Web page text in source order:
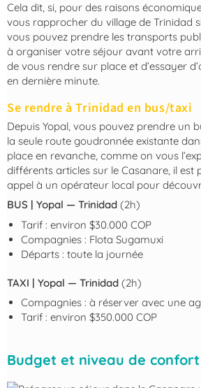
Cela dit, si, pour des raisons
vous rapprocher du village de Trinidad
vous pouvez prendre les transports
à organiser votre séjour avant votre
de vous rendre sur place et d’essayer
en dernière minute.
Se rendre à Trinidad en bus/taxi
Depuis Yopal, vous pouvez prendre un
la seule route goudronnée existante
place en revanche, comme on vous
différents articles sur le Casanare, il est
appel à un opérateur local pour
BUS | Yopal — Trinidad (2h)
Tarif : environ $30.000 COP
Compagnies : Flota Sugamuxi
Départs : toute la journée
TAXI | Yopal — Trinidad (2h)
Compagnies : à réserver avec une
Tarif : environ $350.000 COP
Budget et niveau de confort